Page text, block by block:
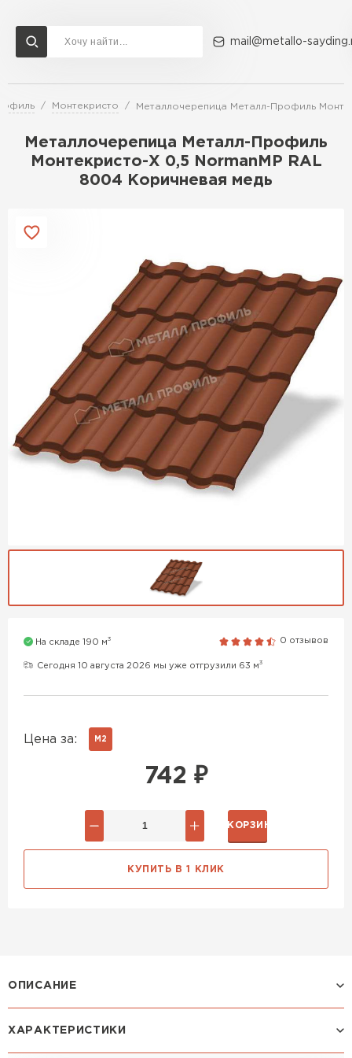
mail@metallo-
Монтекристо Металлочерепица Металл-Профиль
Металлочерепица Металл-Профиль
Монтекристо-X 0,5 NormanMP RAL
8004 Коричневая медь
На складе 190 м3 0 отзывов
Сегодня 10 августа 2026 мы уже отгрузили 63 м3
Цена за: М2
742 ₽
В КОРЗИНУ
КУПИТЬ В 1 КЛИК
ОПИСАНИЕ
Профиль МОНТЕКРИСТО:
ХАРАКТЕРИСТИКИ
Доставка и оплата Акции О компании Контакты
Перейти в каталог